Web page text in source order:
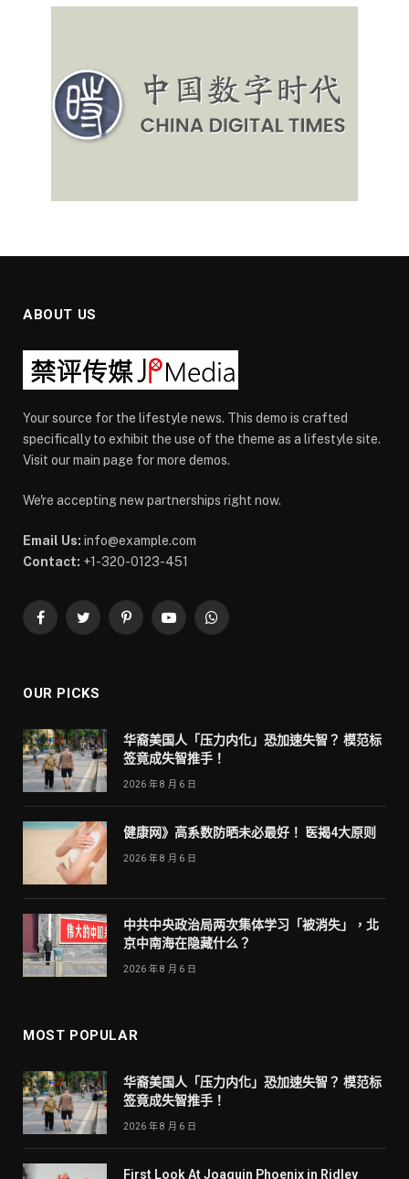
ABOUT US
Your source for the lifestyle news. This demo is crafted
specifically to exhibit the use of the theme as a lifestyle site.
Visit our main page for more demos.
We're accepting new partnerships right now.
Email Us: info@example.com
Contact: +1-320-0123-451
FacebookTwitterPinterestYouTubeWhatsApp
OUR PICKS
华裔美国人「压力内化」恐加速失智？ 模范标
签竟成失智推手！
2026 年 8 月 6 日
健康网》高系数防晒未必最好！ 医揭4大原则
2026 年 8 月 6 日
中共中央政治局两次集体学习「被消失」，北
京中南海在隐藏什么？
2026 年 8 月 6 日
MOST POPULAR
华裔美国人「压力内化」恐加速失智？ 模范标
签竟成失智推手！
2026 年 8 月 6 日
First Look At Joaquin Phoenix in Ridley